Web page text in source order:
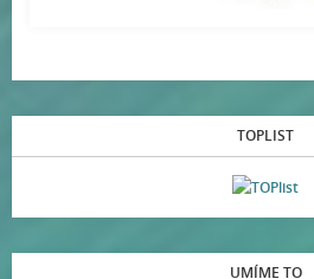
TOPLIST
UMÍME TO